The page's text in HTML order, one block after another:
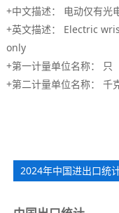
+中文描述： 电动仅有光
+英文描述： Electric
only
+第一计量单位名称： 只
+第二计量单位名称： 千
2024年中国进出口统